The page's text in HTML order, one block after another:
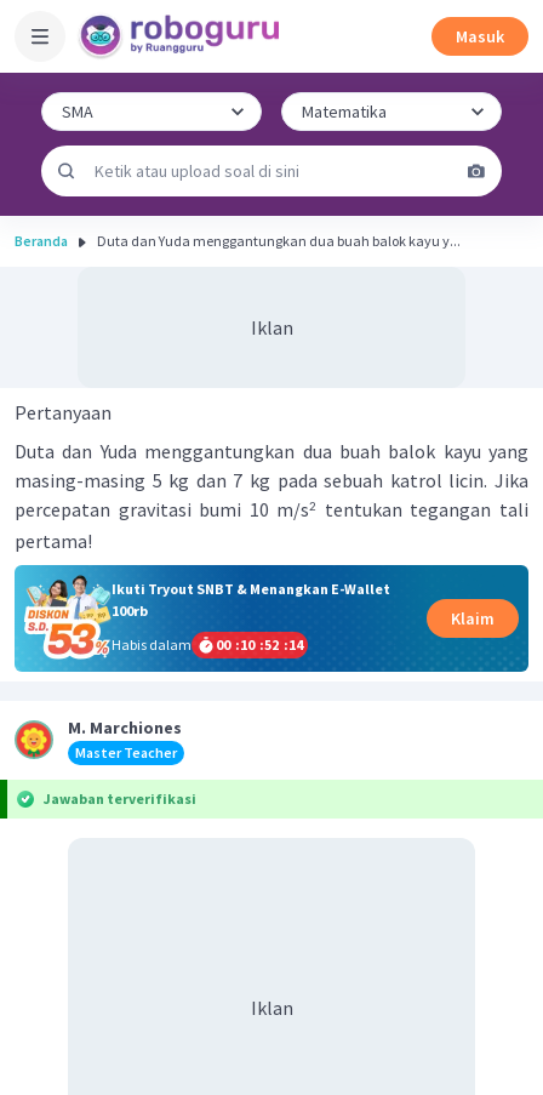
Masuk
Beranda Duta dan Yuda menggantungkan dua buah balok kayu y...
Iklan
Pertanyaan
Duta dan Yuda menggantungkan dua buah balok kayu yang
masing-masing 5 kg dan 7 kg pada sebuah katrol licin. Jika
percepatan gravitasi bumi 10 m/s2
tentukan tegangan tali
pertama!
Ikuti Tryout SNBT & Menangkan E-Wallet
100rb
Habis dalam
00 :10 :52 :14
Klaim
M. Marchiones
Master Teacher
Jawaban terverifikasi
Iklan